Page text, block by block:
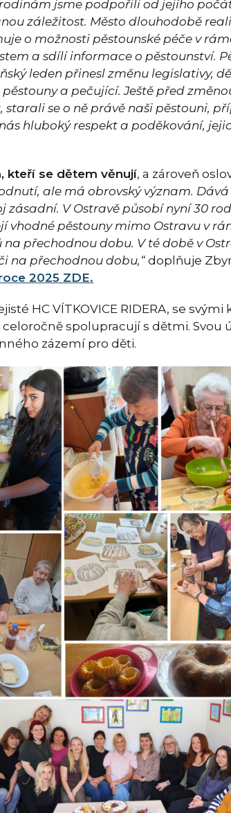
jsme podpořili od jejího
záležitost. Město dlouhodobě
o možnosti pěstounské péče v
a sdílí informace o pěstounství.
leden přinesl změnu legislativy,
a pečující. Ještě před
se o ně právě naši pěstouni,
hluboký respekt a poděkování,
kteří se dětem věnují, a zároveň
ale má obrovský význam.
V Ostravě působí nyní 30
pěstouny mimo Ostravu v
přechodnou dobu. V té době v
na přechodnou dobu,“ doplňuje
2025 ZDE.
HC VÍTKOVICE RIDERA, se
spolupracují s dětmi.
zázemí pro děti.